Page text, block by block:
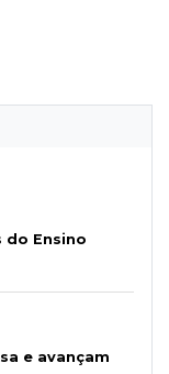
do Ensino
e avançam